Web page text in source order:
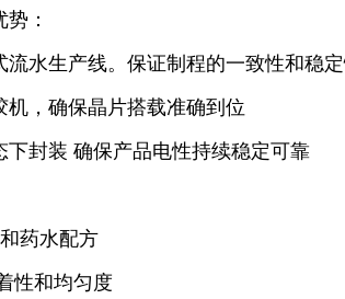
：
生产线。保证制程的一致性和稳
，确保晶片搭载准确到位
封装 确保产品电性持续稳定可靠
药水配方
性和均匀度